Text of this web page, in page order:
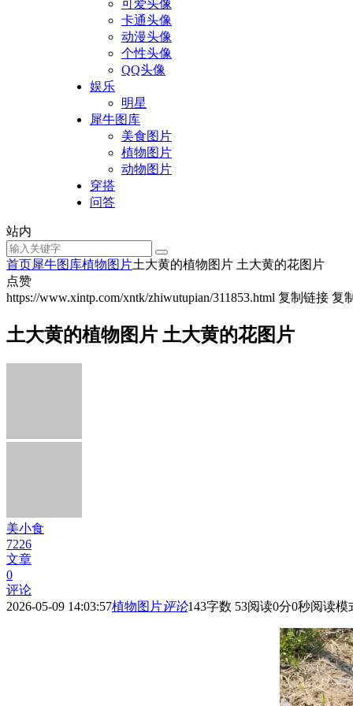
可爱头像
卡通头像
动漫头像
个性头像
QQ头像
娱乐
明星
犀牛图库
美食图片
植物图片
动物图片
穿搭
问答
站内
首页犀牛图库植物图片土大黄的植物图片 土大黄的花图片
点赞
https://www.xintp.com/xntk/zhiwutupian/311853.html 复制链接 复
土大黄的植物图片 土大黄的花图片
美小食
7226
文章
0
评论
2026-05-09 14:03:57植物图片评论143字数 53阅读0分0秒阅读模